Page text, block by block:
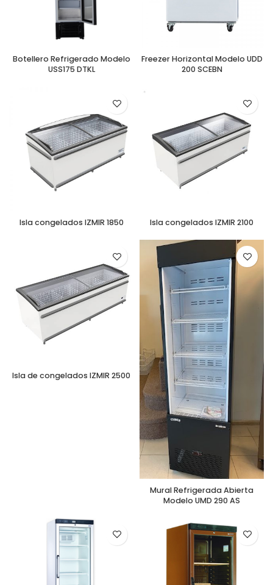
Botellero Refrigerado Modelo
USS175 DTKL
Freezer Horizontal Modelo UDD
200 SCEBN
Isla congelados IZMIR 1850 Isla congelados IZMIR 2100
Isla de congelados IZMIR 2500
Mural Refrigerada Abierta
Modelo UMD 290 AS